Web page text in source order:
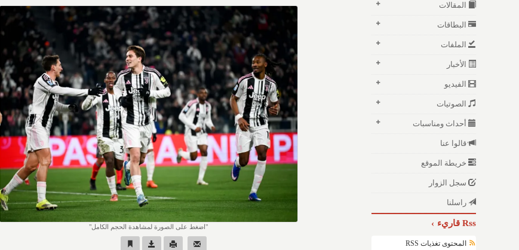
المقالات
البطاقات
الملفات
الأخبار
الفيديو
الصوتيات
أحداث ومناسبات
قالوا عنا
خريطة الموقع
سجل الزوار
راسلنا
Rss قاريء
المحتوى تغذيات RSS
اضغط على الصورة لمشاهدة الحجم الكامل